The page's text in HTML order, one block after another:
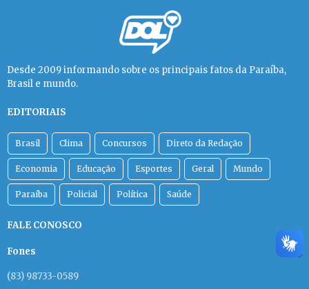
Desde 2009 informando sobre os principais fatos da Paraíba,
Brasil e mundo.
EDITORIAIS
Brasil Clima Concursos Direto da Redação
Economia Educação Esportes Geral Mundo
Paraíba Policial Política Saúde
FALE CONOSCO
Fones
(83) 98733-0589